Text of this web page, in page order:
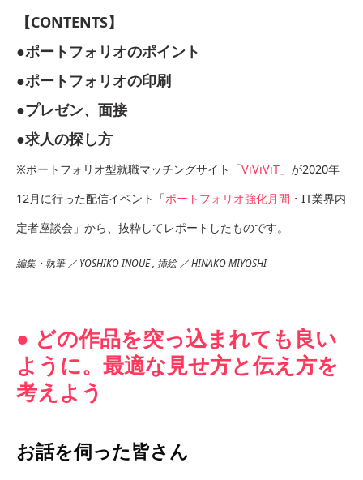
【CONTENTS】
●ポートフォリオのポイント
●ポートフォリオの印刷
●プレゼン、面接
●求人の探し方
※ポートフォリオ型就職マッチングサイト「ViViViT 」が2020年
12月に行った配信イベント「ポートフォリオ強化月間 ・IT業界内
定者座談会」から、抜粋してレポートしたものです。
編集・執筆 ／ YOSHIKO INOUE , 挿絵 ／ HINAKO MIYOSHI
● どの作品を突っ込まれても良い
ように。最適な見せ方と伝え方を
考えよう
お話を伺った皆さん